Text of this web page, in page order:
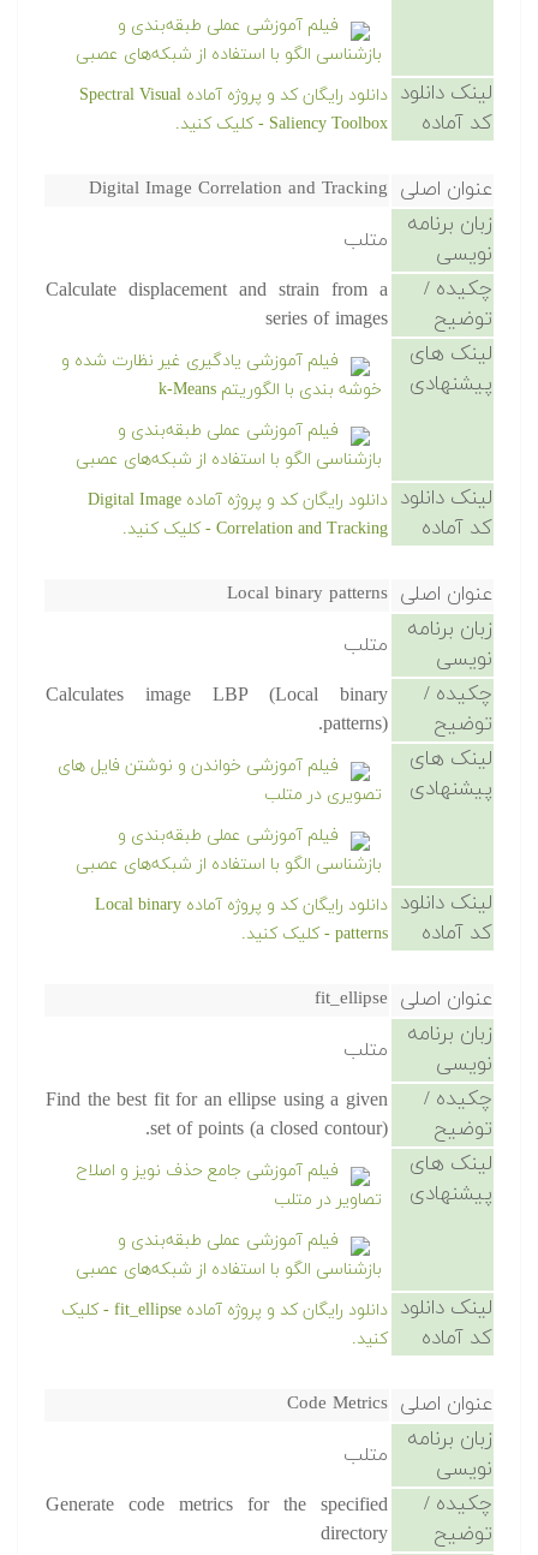
فیلم آموزشی عملی طبقه‌بندی و
بازشناسی الگو با استفاده از شبکه‌های عصبی
لینک دانلود
کد آماده
دانلود رایگان کد و پروژه آماده Spectral Visual
Saliency Toolbox - کلیک کنید.
عنوان اصلی Digital Image Correlation and Tracking
زبان برنامه
نویسی
متلب
چکیده /
توضیح
Calculate displacement and strain from a
series of images
لینک های
پیشنهادی
فیلم آموزشی یادگیری غیر نظارت شده و
خوشه بندی با الگوریتم k-Means
فیلم آموزشی عملی طبقه‌بندی و
بازشناسی الگو با استفاده از شبکه‌های عصبی
لینک دانلود
کد آماده
دانلود رایگان کد و پروژه آماده Digital Image
Correlation and Tracking - کلیک کنید.
عنوان اصلی Local binary patterns
زبان برنامه
نویسی
متلب
چکیده /
توضیح
Calculates image LBP (Local binary
patterns).
لینک های
پیشنهادی
فیلم آموزشی خواندن و نوشتن فایل های
تصویری در متلب
فیلم آموزشی عملی طبقه‌بندی و
بازشناسی الگو با استفاده از شبکه‌های عصبی
لینک دانلود
کد آماده
دانلود رایگان کد و پروژه آماده Local binary
patterns - کلیک کنید.
عنوان اصلی fit_ellipse
زبان برنامه
نویسی
متلب
چکیده /
توضیح
Find the best fit for an ellipse using a given
set of points (a closed contour).
لینک های
پیشنهادی
فیلم آموزشی جامع حذف نویز و اصلاح
تصاویر در متلب
فیلم آموزشی عملی طبقه‌بندی و
بازشناسی الگو با استفاده از شبکه‌های عصبی
لینک دانلود
کد آماده
دانلود رایگان کد و پروژه آماده fit_ellipse - کلیک
کنید.
عنوان اصلی Code Metrics
زبان برنامه
نویسی
متلب
چکیده /
توضیح
Generate code metrics for the specified
directory